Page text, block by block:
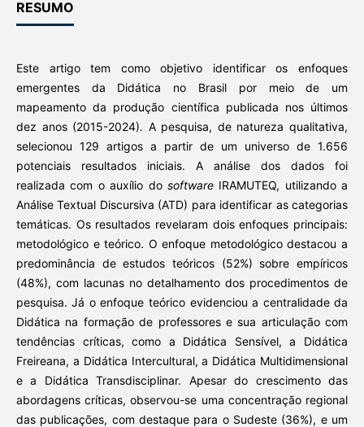
RESUMO
Este artigo tem como objetivo identificar os enfoques
emergentes da Didática no Brasil por meio de um
mapeamento da produção científica publicada nos últimos
dez anos (2015-2024). A pesquisa, de natureza qualitativa,
selecionou 129 artigos a partir de um universo de 1.656
potenciais resultados iniciais. A análise dos dados foi
realizada com o auxílio do softwareIRAMUTEQ, utilizando a
Análise Textual Discursiva (ATD) para identificar as categorias
temáticas. Os resultados revelaram dois enfoques principais:
metodológico e teórico. O enfoque metodológico destacou a
predominância de estudos teóricos (52%) sobre empíricos
(48%), com lacunas no detalhamento dos procedimentos de
pesquisa. Já o enfoque teórico evidenciou a centralidade da
Didática na formação de professores e sua articulação com
tendências críticas, como a Didática Sensível, a Didática
Freireana, a Didática Intercultural, a Didática Multidimensional
e a Didática Transdisciplinar. Apesar do crescimento das
abordagens críticas, observou-se uma concentração regional
das publicações, com destaque para o Sudeste (36%), e um